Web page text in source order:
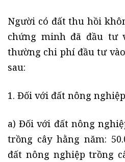
Người có đất thu hồi
chứng minh đã đầu tư
thường chi phí đầu tư
sau:
1. Đối với đất nông nghiệp
a) Đối với đất nông
trồng cây hằng năm:
đất nông nghiệp trồng